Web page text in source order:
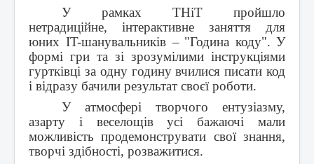
У рамках ТНіТ пройшло
нетрадиційне, інтерактивне заняття для
юних IT-шанувальників – "Година коду". У
формі гри та зі зрозумілими інструкціями
гуртківці за одну годину вчилися писати код
і відразу бачили результат своєї роботи.
У атмосфері творчого ентузіазму,
азарту і веселощів усі бажаючі мали
можливість продемонструвати свої знання,
творчі здібності, розважитися.